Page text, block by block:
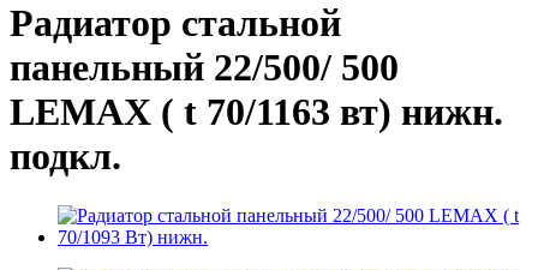
Радиатор стальной
панельный 22/500/ 500
LEMAX ( t 70/1163 вт) нижн.
подкл.